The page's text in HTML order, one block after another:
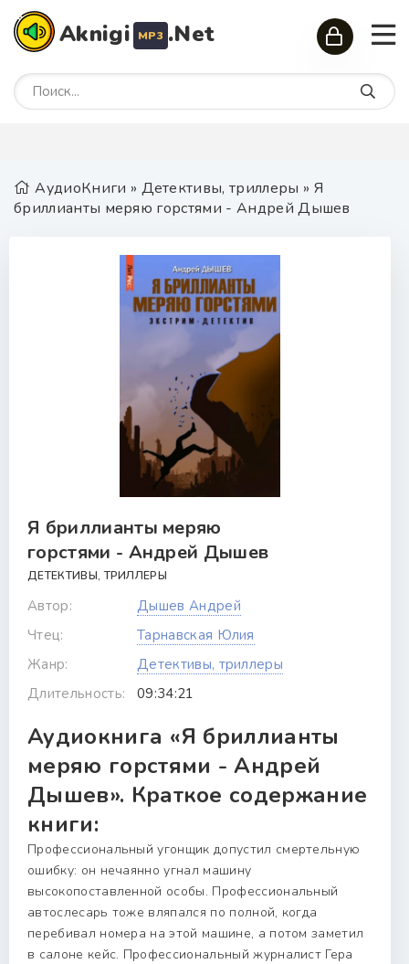
Aknigi MP3 .Net
АудиоКниги » Детективы, триллеры » Я
бриллианты меряю горстями - Андрей Дышев
Я бриллианты меряю
горстями - Андрей Дышев
ДЕТЕКТИВЫ, ТРИЛЛЕРЫ
Автор:
Дышев Андрей
Чтец:
Тарнавская Юлия
Жанр:
Детективы, триллеры
Длительность:
09:34:21
Аудиокнига «Я бриллианты
меряю горстями - Андрей
Дышев». Краткое содержание
книги:
Профессиональный угонщик допустил смертельную
ошибку: он нечаянно угнал машину
высокопоставленной особы. Профессиональный
автослесарь тоже вляпался по полной, когда
перебивал номера на этой машине, а потом заметил
в салоне кейс. Профессиональный журналист Гера